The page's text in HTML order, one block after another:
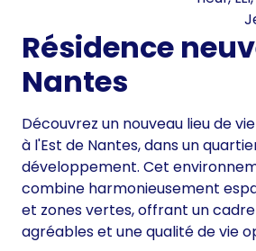
Résidence
Nantes
Découvrez un nouveau lieu de
à l'Est de Nantes, dans un
développement. Cet
combine harmonieusement
et zones vertes, offrant un
agréables et une qualité de vie